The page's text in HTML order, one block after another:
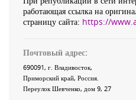
работающая ссылка на
страницу сайта: https://
Почтовый адрес:
690091, г. Владивосток,
Приморский край, Россия
Переулок Шевченко, дом 9, 27